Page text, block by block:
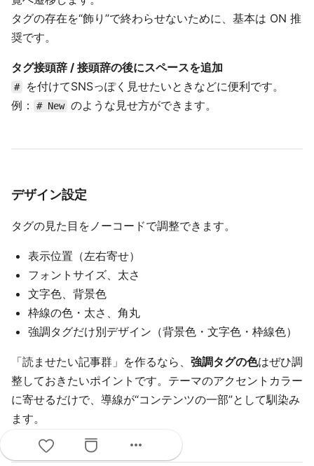
タグの存在を“飾り”で終わらせないために、基本は ON 推
奨です。
タグ接頭辞 / 接頭辞の後にスペースを追加
#
を付けてSNSっぽく見せたいときなどに便利です。
例：
# New のような見せ方ができます。
デザイン設定
タグの見た目をノーコードで調整できます。
表示位置（左右寄せ）
フォントサイズ、太さ
文字色、背景色
枠線の色・太さ、角丸
強調タグだけ別デザイン（背景色・文字色・枠線色）
「読ませたい記事群」を作るなら、 強調タグの色はぜひ調
整しておきたいポイントです。テーマのアクセントカラー
に寄せるだけで、導線が“コンテンツの一部”として馴染み
ます。
more_horiz